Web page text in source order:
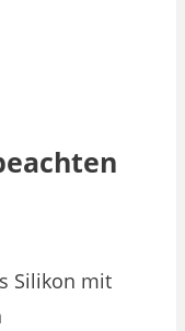
Silikon mit